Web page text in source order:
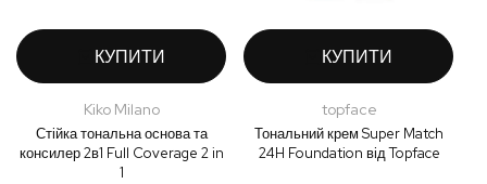
КУПИТИ
Kiko Milano
Стійка тональна основа та
консилер 2в1 Full Coverage 2 in
1
КУПИТИ
topface
Тональний крем Super Match
24H Foundation від Topface